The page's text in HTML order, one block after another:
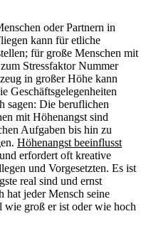
oder Partnern in
kann für etliche
für große Menschen mit
Stressfaktor Nummer
in großer Höhe kann
Geschäftsgelegenheiten
sagen: Die beruflichen
mit Höhenangst sind
Aufgaben bis hin zu
Höhenangst beeinflusst
erfordert oft kreative
und Vorgesetzten. Es ist
real sind und ernst
hat jeder Mensch seine
wie groß er ist oder wie hoch